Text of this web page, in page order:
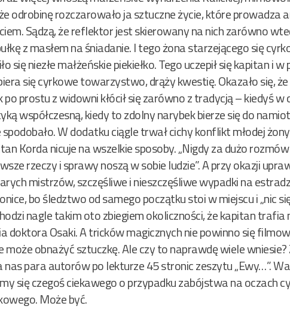
odrobinę rozczarowało ja sztuczne życie, które
Sądzą, że reflektor jest skierowany na nich zarówno
z masłem na śniadanie. I tego żona starzejącego się
się niezłe małżeńskie piekiełko. Tego uczepił się kapitan i
się cyrkowe towarzystwo, drąży kwestię. Okazało się,
prostu z widowni kłócił się zarówno z tradycją – kiedyś
współczesną, kiedy to zdolny narybek bierze się do
W dodatku ciągle trwał cichy konflikt młodej
Korda nicuje na wszelkie sposoby. „Nigdy za dużo
rzeczy i sprawy noszą w sobie ludzie”. A przy okazji
mistrzów, szczęśliwe i nieszczęśliwe wypadki na
bo śledztwo od samego początku stoi w miejscu i „nic się
nagle takim oto zbiegiem okoliczności, że kapitan
doktora Osaki. A tricków magicznych nie powinno się
obnażyć sztuczkę. Ale czy to naprawdę wiele
para autorów po lekturze 45 stronic zeszytu „Ewy…”.
się czegoś ciekawego o przypadku zabójstwa na oczach
Może być.